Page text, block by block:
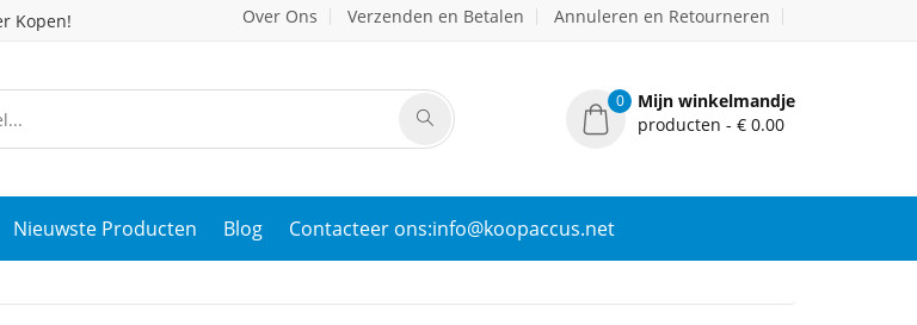
Kopen! Over Ons Verzenden en Betalen Annuleren en Retourneren
0
Mijn winkelmandje
producten - € 0.00
Nieuwste Producten Blog Contacteer ons:info@koopaccus.net